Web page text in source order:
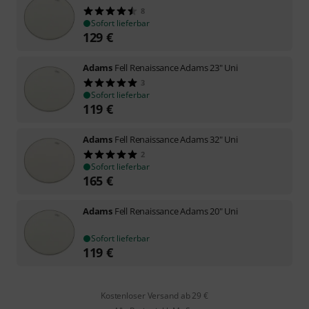
8
Sofort lieferbar
129 €
Adams Fell Renaissance Adams 23" Uni
3
Sofort lieferbar
119 €
Adams Fell Renaissance Adams 32" Uni
2
Sofort lieferbar
165 €
Adams Fell Renaissance Adams 20" Uni
Sofort lieferbar
119 €
Kostenloser Versand ab 29 €